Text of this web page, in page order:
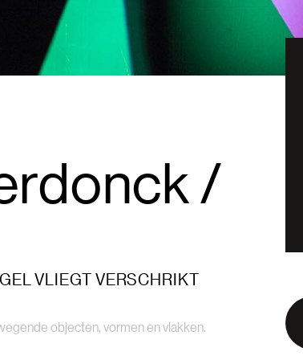
/
VLIEGT VERSCHRIKT
objecten, vormen en vlakken.